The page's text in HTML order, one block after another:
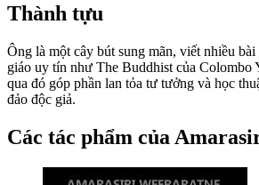
Thành tựu
Ông là một cây bút sung mãn, viết nhiều bài
giáo uy tín như The Buddhist của
qua đó góp phần lan tỏa tư tưởng và học
đảo độc giả.
Các tác phẩm của